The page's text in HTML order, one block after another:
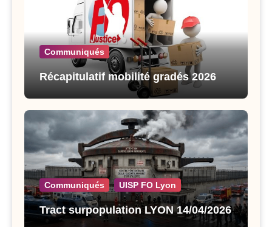
Communiqués
Récapitulatif mobilité gradés 2026
Communiqués UISP FO Lyon
Tract surpopulation LYON 14/04/2026